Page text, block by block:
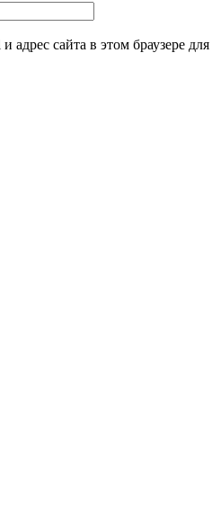
адрес сайта в этом браузере